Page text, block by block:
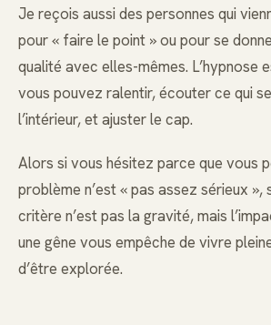
Je reçois aussi des personnes qui
pour « faire le point » ou pour se
qualité avec elles-mêmes. L’hypnose
vous pouvez ralentir, écouter ce qui
l’intérieur, et ajuster le cap.
Alors si vous hésitez parce que vous
problème n’est « pas assez sérieux »,
critère n’est pas la gravité, mais
une gêne vous empêche de vivre
d’être explorée.